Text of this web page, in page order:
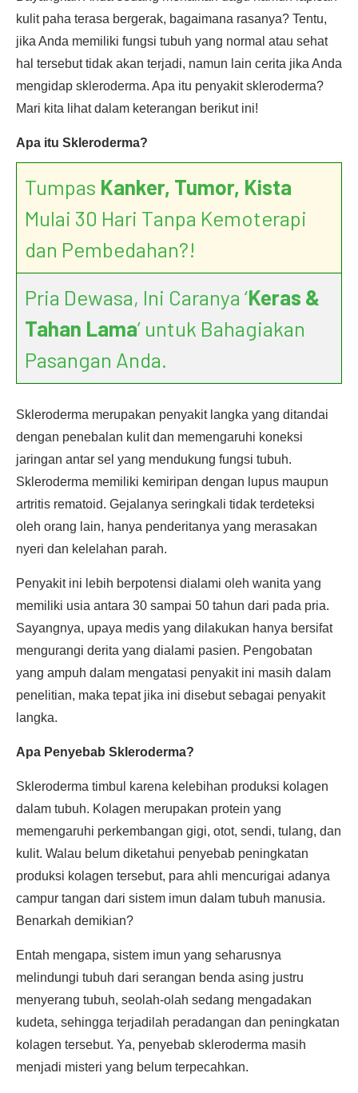
kulit paha terasa bergerak, bagaimana rasanya? Tentu,
jika Anda memiliki fungsi tubuh yang normal atau sehat
hal tersebut tidak akan terjadi, namun lain cerita jika Anda
mengidap skleroderma. Apa itu penyakit skleroderma?
Mari kita lihat dalam keterangan berikut ini!
Apa itu Skleroderma?
Tumpas Kanker, Tumor, Kista
Mulai 30 Hari Tanpa Kemoterapi
dan Pembedahan?!
Pria Dewasa, Ini Caranya ‘Keras &
Tahan Lama’ untuk Bahagiakan
Pasangan Anda.
Skleroderma merupakan penyakit langka yang ditandai
dengan penebalan kulit dan memengaruhi koneksi
jaringan antar sel yang mendukung fungsi tubuh.
Skleroderma memiliki kemiripan dengan lupus maupun
artritis rematoid. Gejalanya seringkali tidak terdeteksi
oleh orang lain, hanya penderitanya yang merasakan
nyeri dan kelelahan parah.
Penyakit ini lebih berpotensi dialami oleh wanita yang
memiliki usia antara 30 sampai 50 tahun dari pada pria.
Sayangnya, upaya medis yang dilakukan hanya bersifat
mengurangi derita yang dialami pasien. Pengobatan
yang ampuh dalam mengatasi penyakit ini masih dalam
penelitian, maka tepat jika ini disebut sebagai penyakit
langka.
Apa Penyebab Skleroderma?
Skleroderma timbul karena kelebihan produksi kolagen
dalam tubuh. Kolagen merupakan protein yang
memengaruhi perkembangan gigi, otot, sendi, tulang, dan
kulit. Walau belum diketahui penyebab peningkatan
produksi kolagen tersebut, para ahli mencurigai adanya
campur tangan dari sistem imun dalam tubuh manusia.
Benarkah demikian?
Entah mengapa, sistem imun yang seharusnya
melindungi tubuh dari serangan benda asing justru
menyerang tubuh, seolah-olah sedang mengadakan
kudeta, sehingga terjadilah peradangan dan peningkatan
kolagen tersebut. Ya, penyebab skleroderma masih
menjadi misteri yang belum terpecahkan.